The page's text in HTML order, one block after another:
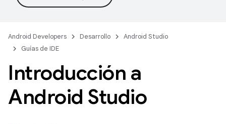
Android Developers Desarrollo
Android Studio
Guías de IDE
Introducción a
Android Studio